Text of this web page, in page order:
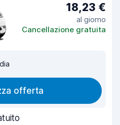
18,23 €
al giorno
Cancellazione gratuita
offerta